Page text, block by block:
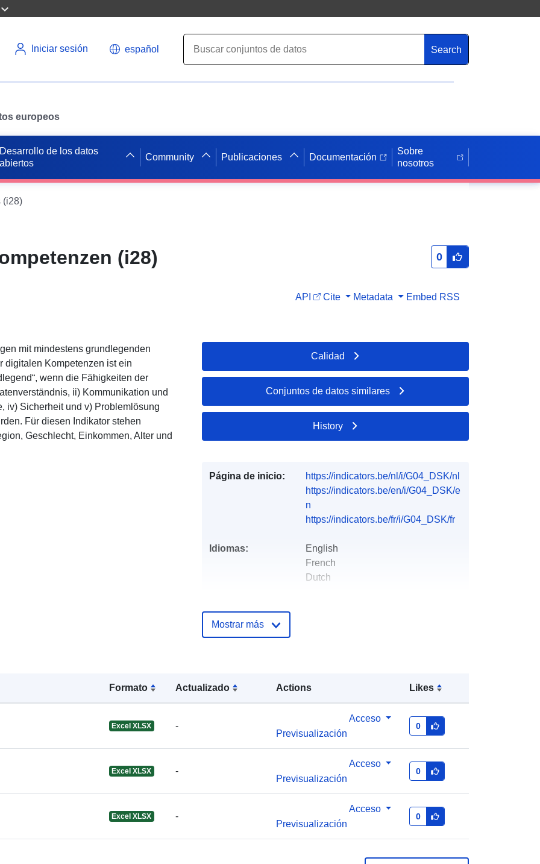
Iniciar sesión español Search
europeos
Desarrollo de los datos
abiertos
Community Publicaciones Documentación
Sobre
nosotros
(i28)
(i28) 0
API Cite Metadata Embed RSS
mit mindestens grundlegenden
digitalen Kompetenzen ist ein
wenn die Fähigkeiten der
ii) Kommunikation und
iv) Sicherheit und v) Problemlösung
Für diesen Indikator stehen
Geschlecht, Einkommen, Alter und
Formato Actualizado Actions Likes
Excel XLSX -
Acceso
Previsualización
0
Excel XLSX -
Acceso
Previsualización
0
Excel XLSX -
Acceso
Previsualización
0
Calidad
Conjuntos de datos similares
History
Página de inicio:
https://indicators.be/nl/i/G04_DSK/nl
https://indicators.be/en/i/G04_DSK/e
n
https://indicators.be/fr/i/G04_DSK/fr
Idiomas:
English
French
Dutch
contacto:
Dirección de correo electrónico:
catálogo:
Añadido a data.europa.eu:
28 July
2026
Actualizado en data.europa.eu: 29
July 2026
Coordenadas: [ [ 2.54, 51.51 ], [ 6.41,
51.51 ], [ 6.41, 49.49 ], [ 2.54, 49.49 ],
[ 2.54, 51.51 ] ]
Mostrar más